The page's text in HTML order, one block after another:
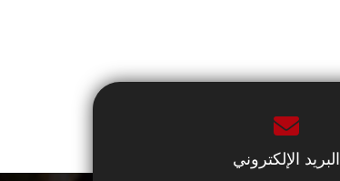
البريد الإلكتروني